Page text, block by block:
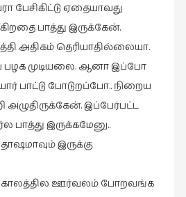
பேசிகிட்டு ஏதையாவது
பாத்து இருக்கேன்.
அதிகம் தெரியாதில்லையா.
முடியலை. ஆனா இப்போ
பாட்டு போடுறப்போ.. நிறைய
இப்பேர்பட்ட
பாத்து இருக்கமேனு..
இருக்கு
ஊர்வலம் போறவங்க